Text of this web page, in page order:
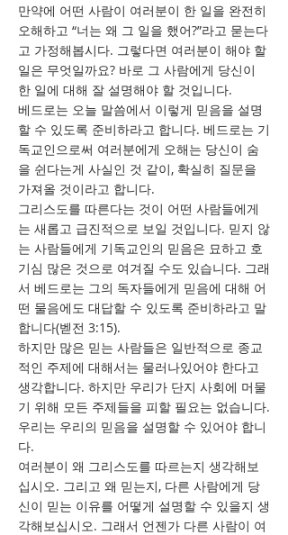
만약에 어떤 사람이 여러분이 한 일을 완전히
오해하고 “너는 왜 그 일을 했어?”라고 묻는다
고 가정해봅시다. 그렇다면 여러분이 해야 할
일은 무엇일까요? 바로 그 사람에게 당신이
한 일에 대해 잘 설명해야 할 것입니다.
베드로는 오늘 말씀에서 이렇게 믿음을 설명
할 수 있도록 준비하라고 합니다. 베드로는 기
독교인으로써 여러분에게 오해는 당신이 숨
을 쉰다는게 사실인 것 같이, 확실히 질문을
가져올 것이라고 합니다.
그리스도를 따른다는 것이 어떤 사람들에게
는 새롭고 급진적으로 보일 것입니다. 믿지 않
는 사람들에게 기독교인의 믿음은 묘하고 호
기심 많은 것으로 여겨질 수도 있습니다. 그래
서 베드로는 그의 독자들에게 믿음에 대해 어
떤 물음에도 대답할 수 있도록 준비하라고 말
합니다(벧전 3:15).
하지만 많은 믿는 사람들은 일반적으로 종교
적인 주제에 대해서는 물러나있어야 한다고
생각합니다. 하지만 우리가 단지 사회에 머물
기 위해 모든 주제들을 피할 필요는 없습니다.
우리는 우리의 믿음을 설명할 수 있어야 합니
다.
여러분이 왜 그리스도를 따르는지 생각해보
십시오. 그리고 왜 믿는지, 다른 사람에게 당
신이 믿는 이유를 어떻게 설명할 수 있을지 생
각해보십시오. 그래서 언젠가 다른 사람이 여